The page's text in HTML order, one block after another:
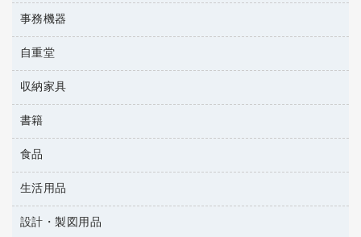
パソコンアクセサリー
パソコンバッグ／収納用品
マウス
マウスパッド
各種ケーブル
その他ファイル
ファイルボックス
フォルダー
フラットファイル
リングファイル
レターファイル
持ち出しファイル
レギュラーコーヒー
医薬部外品
紅茶・バラエティ飲料
茶葉・インスタント
ブルーレイディスク
メディア収納用品
屋外用品
工事関連用品
その他雑品
家具関連用品
事務機器
ＯＨＰ用品
シュレッダ
タイムカード
タイムレコーダー
ラミネータ
レーザーポインター
大型シュレッダー（共配）
自重堂
作業服・オフィスウェア
収納家具
その他収納
金庫
保管庫・書庫
書籍
パソコンソフト
雑誌
辞典
地図
食品
菓子
食品
生活用品
キッチン用品
設計・製図用品